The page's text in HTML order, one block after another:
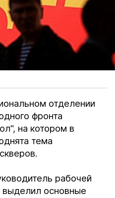
отделении
фронта
на котором в
тема
рабочей
выделил основные